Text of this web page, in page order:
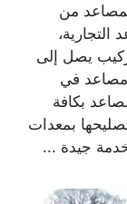
من
التجارية،
يصل إلى
مصاعد في
بكافة
بمعدات
جيدة ...